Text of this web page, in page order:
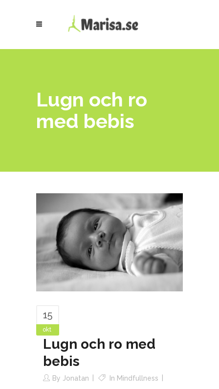
Lugn och ro
med bebis
15
okt
Lugn och ro med
bebis
By Jonatan In Mindfullness